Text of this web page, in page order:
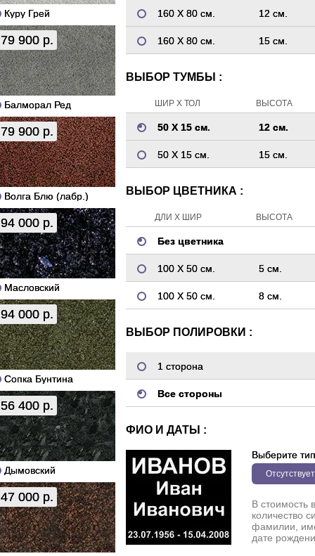
Куру Грей
79 900 р.
Балморал Ред
79 900 р.
Волга Блю (лабр.)
94 000 р.
Масловский
94 000 р.
Сопка Бунтина
56 400 р.
Дымовский
47 000 р.
160 Х 80 см. 12 см.
160 Х 80 см. 15 см.
ВЫБОР ТУМБЫ :
ШИР Х ТОЛ ВЫСОТА
50 Х 15 см. 12 см.
50 Х 15 см. 15 см.
ВЫБОР ЦВЕТНИКА :
ДЛИ Х ШИР ВЫСОТА
Без цветника
100 Х 50 см. 5 см.
100 Х 50 см. 8 см.
ВЫБОР ПОЛИРОВКИ :
1 сторона
Все стороны
ФИО И ДАТЫ :
Выберите тип
Отсутствует
В стоимость
количество
фамилии,
дате